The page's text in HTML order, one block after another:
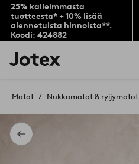
25% kalleimmasta
tuotteesta* + 10% lisää
alennetuista hinnoista**.
Koodi: 424882
Jotex-
logo
aloitussivulle
Takaisin
Matot Nukkamatot & ryijymatot